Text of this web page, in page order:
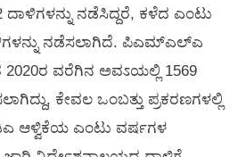
ನಡೆಸಿದ್ದರೆ, ಕಳೆದ ಎಂಟು
ನಡೆಸಲಾಗಿದೆ. ಪಿಎಮ್‌ಎಲ್‌ಎ
ವರೆಗಿನ ಅವಽಯಲ್ಲಿ 1569
ಕೇವಲ ಒಂಬತ್ತು ಪ್ರಕರಣಗಳಲ್ಲಿ
ಆಳ್ವಿಕೆಯ ಎಂಟು ವರ್ಷಗಳ